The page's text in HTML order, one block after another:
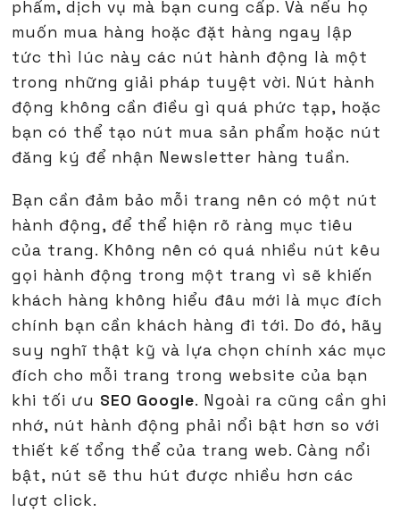
phẩm, dịch vụ mà bạn cung cấp. Và nếu họ
muốn mua hàng hoặc đặt hàng ngay lập
tức thì lúc này các nút hành động là một
trong những giải pháp tuyệt vời. Nút hành
động không cần điều gì quá phức tạp, hoặc
bạn có thể tạo nút mua sản phẩm hoặc nút
đăng ký để nhận Newsletter hàng tuần.
Bạn cần đảm bảo mỗi trang nên có một nút
hành động, để thể hiện rõ ràng mục tiêu
của trang. Không nên có quá nhiều nút kêu
gọi hành động trong một trang vì sẽ khiến
khách hàng không hiểu đâu mới là mục đích
chính bạn cần khách hàng đi tới. Do đó, hãy
suy nghĩ thật kỹ và lựa chọn chính xác mục
đích cho mỗi trang trong website của bạn
khi tối ưu SEO Google. Ngoài ra cũng cần ghi
nhớ, nút hành động phải nổi bật hơn so với
thiết kế tổng thể của trang web. Càng nổi
bật, nút sẽ thu hút được nhiều hơn các
lượt click.